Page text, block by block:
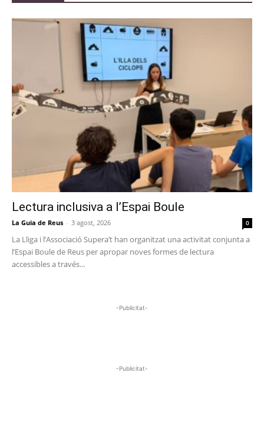
Lectura inclusiva a l’Espai Boule
La Guia de Reus - 3 agost, 2026 0
La Lliga i l’Associació Supera’t han organitzat una activitat conjunta a
l’Espai Boule de Reus per apropar noves formes de lectura
accessibles a través...
-Publicitat-
-Publicitat-